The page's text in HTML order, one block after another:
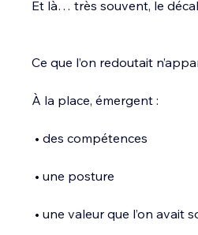
Et là… très souvent, le
Ce que l’on redoutait
À la place, émergent :
• des compétences
• une posture
• une valeur que l’on avait